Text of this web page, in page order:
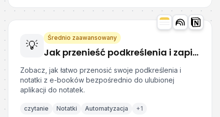
💡
Średnio zaawansowany
Jak przenieść podkreślenia i zapiski z e-booków do aplikacji do notowania?
Zobacz, jak łatwo przenosić swoje podkreślenia i
notatki z e-booków bezpośrednio do ulubionej
aplikacji do notatek.
czytanie Notatki Automatyzacja +1